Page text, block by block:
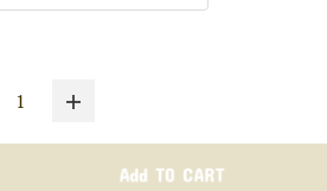
Add TO CART